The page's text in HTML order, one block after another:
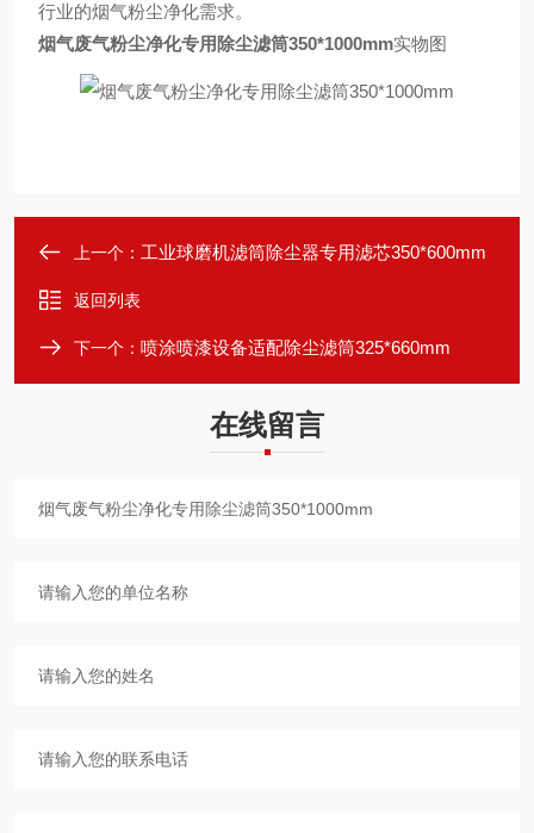
行业的烟气粉尘净化需求。
烟气废气粉尘净化专用除尘滤筒350*1000mm实物图
上一个： 工业球磨机滤筒除尘器专用滤芯350*600mm
返回列表
下一个： 喷涂喷漆设备适配除尘滤筒325*660mm
在线留言